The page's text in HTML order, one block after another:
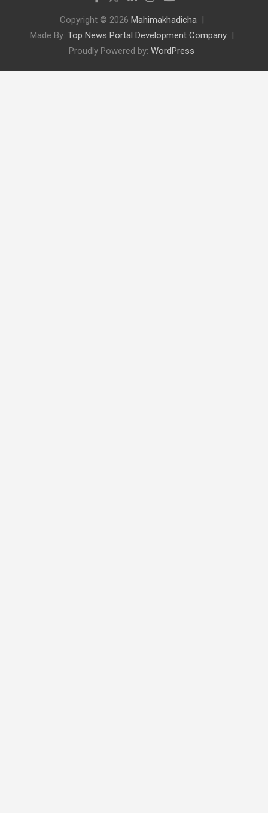
Copyright © 2026 Mahimakhadicha
Made By: Top News Portal Development Company
Proudly Powered by: WordPress